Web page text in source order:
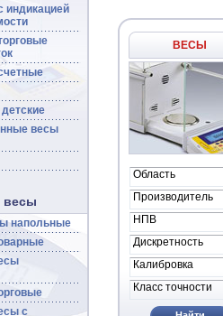
индикацией
весы
весы
напольные
с
ВЕСЫ
Область
применения
Производитель
весов
НПВ
Дискретность
Калибровка
Класс точности